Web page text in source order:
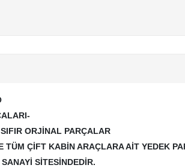
ORJİNAL PARÇALAR
ÇİFT KABİN ARAÇLARA AİT YEDEK
SİTESİNDEDİR.